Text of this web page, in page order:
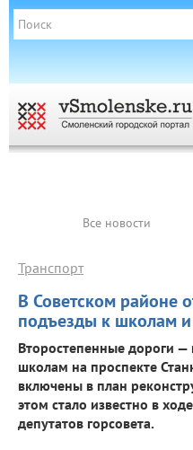
Все новости
В Советском районе
подъезды к школам
Транспорт
Второстепенные дороги
школам на проспекте
включены в план
этом стало известно в
депутатов горсовета.